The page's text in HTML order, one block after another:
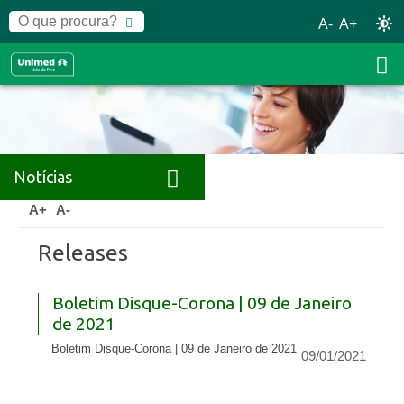
A- A+
Notícias
Home Notícias
A+ A-
Releases
Boletim Disque-Corona | 09 de Janeiro
de 2021
Boletim Disque-Corona | 09 de Janeiro de 2021 09/01/2021